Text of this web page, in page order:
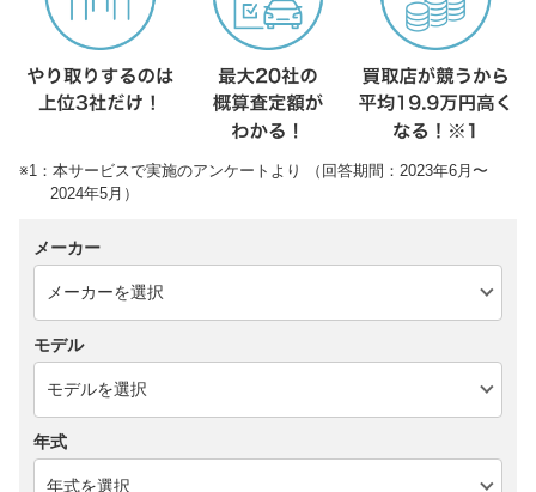
※1：本サービスで実施のアンケートより （回答期間：2023年6月〜
2024年5月）
メーカー
モデル
年式